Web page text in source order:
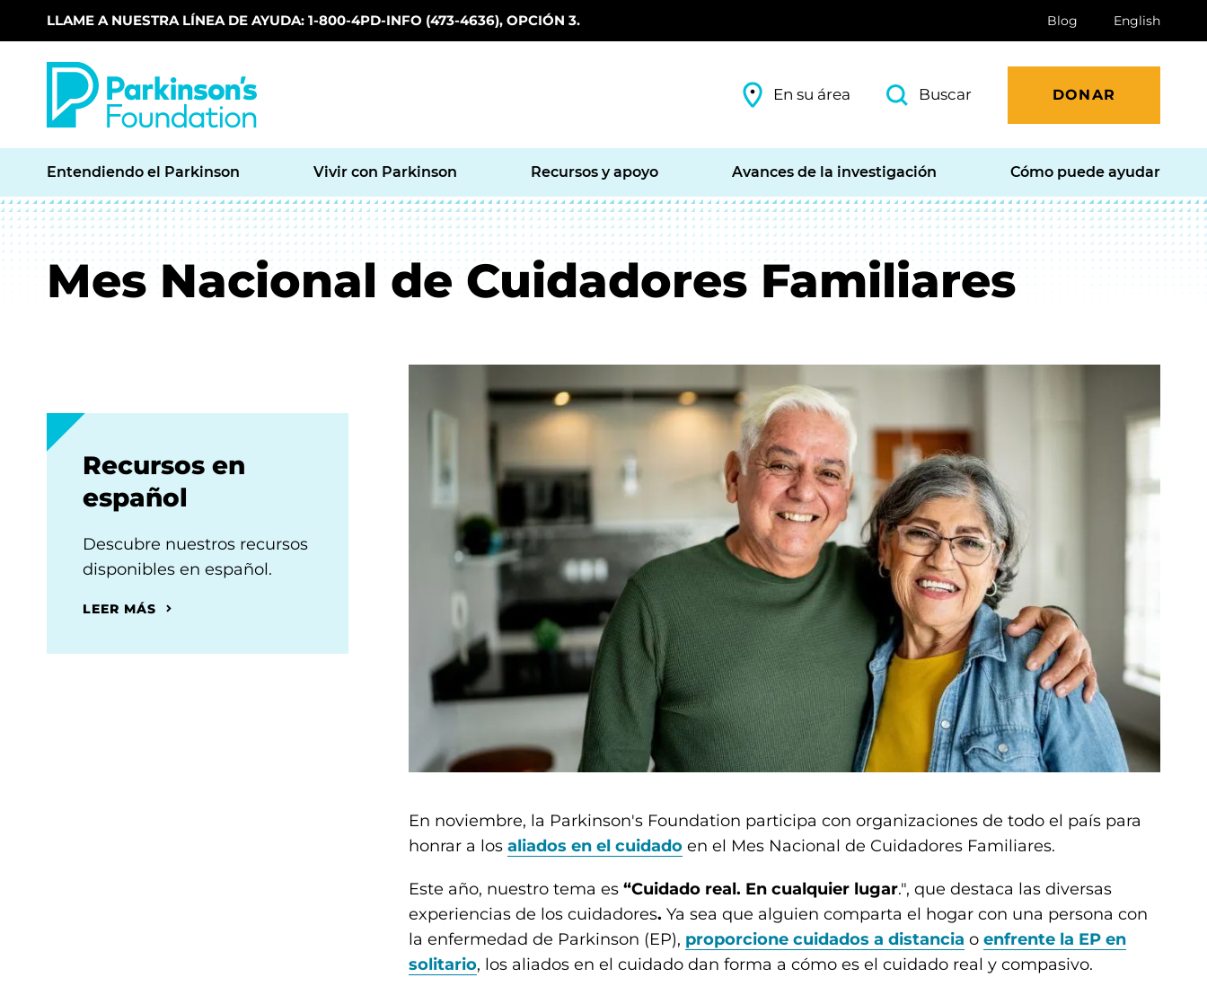
Skip to main content
LLAME A NUESTRA LÍNEA DE AYUDA: 1-800-4PD-INFO (473-4636), OPCIÓN 3. Blog English
En su área Buscar DONAR
Entendiendo el Parkinson Vivir con Parkinson Recursos y apoyo Avances de la investigación Cómo puede ayudar
Mes Nacional de Cuidadores Familiares
En noviembre, la Parkinson's Foundation participa con organizaciones de todo el país para
honrar a losaliados en el cuidado en el Mes Nacional de Cuidadores Familiares.
Este año, nuestro tema es“Cuidado real. En cualquier lugar.", que destaca las diversas
experiencias de los cuidadores. Ya sea que alguien comparta el hogar con una persona con
la enfermedad de Parkinson (EP), proporcione cuidados a distancia oenfrente la EP en
solitario, los aliados en el cuidado dan forma a cómo es el cuidado real y compasivo.
Recursos en
español
Descubre nuestros recursos
disponibles en español.
LEER MÁS